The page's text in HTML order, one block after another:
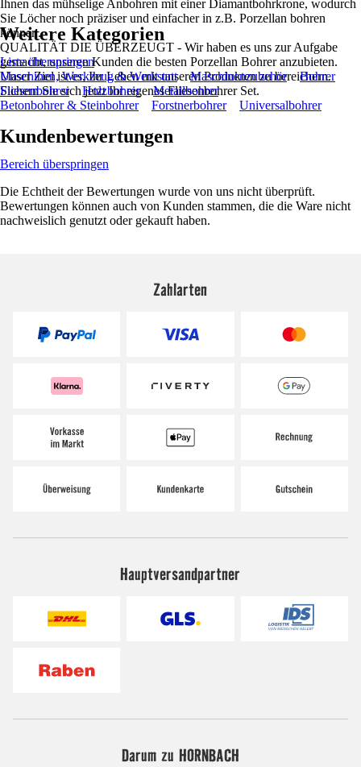
Ihnen das mühselige Anbohren mit einer Diamantbohrkrone, wodurch
Sie Löcher noch präziser und einfacher in z.B. Porzellan bohren
können.
QUALITÄT DIE ÜBERZEUGT - Wir haben es uns zur Aufgabe
gemacht, unseren Kunden die besten Porzellan Bohrer anzubieten.
Unser Ziel ist es, Ihr Leben mit unseren Produkten zu bereichern.
Sichern Sie sich jetzt Ihr eigenes Fliesenbohrer Set.
Weitere Kategorien
Liste überspringen
Maschinen, Werkzeug & Werkstatt
Maschinenzubehör
Bohrer
Fliesenbohrer
Holzbohrer
Metallbohrer
Betonbohrer & Steinbohrer
Forstnerbohrer Universalbohrer
Kundenbewertungen
Bereich überspringen
Die Echtheit der Bewertungen wurde von uns nicht überprüft.
Bewertungen können auch von Kunden stammen, die die Ware nicht
nachweislich genutzt oder gekauft haben.
Zahlarten
Hauptversandpartner
Darum zu HORNBACH